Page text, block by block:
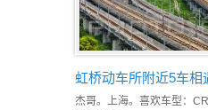
虹桥动车所附近5车相
杰哥。上海。喜欢车型：